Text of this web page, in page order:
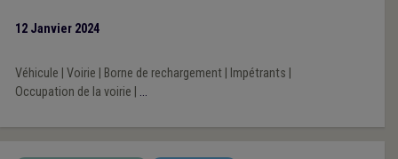
12 Janvier 2024
Véhicule Voirie Borne de rechargement| Impétrants
Occupation de la voirie
...